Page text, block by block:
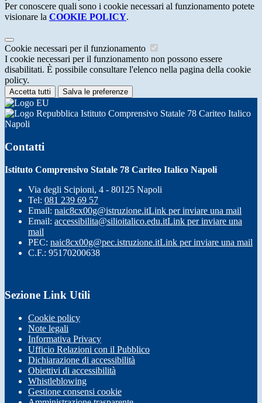
Per conoscere quali sono i cookie necessari al funzionamento potete
visionare la COOKIE POLICY.
Cookie necessari per il funzionamento
I cookie necessari per il funzionamento non possono essere
disabilitati. È possibile consultare l'elenco nella pagina della cookie
policy.
Accetta tutti Salva le preferenze
Istituto Comprensivo Statale 78 Cariteo Italico
Napoli
Contatti
Istituto Comprensivo Statale 78 Cariteo Italico Napoli
Via degli Scipioni, 4 - 80125 Napoli
Tel: 081 239 69 57
Email: naic8cx00g@istruzione.itLink per inviare una mail
Email: accessibilita@silioitalico.edu.itLink per inviare una
mail
PEC: naic8cx00g@pec.istruzione.itLink per inviare una mail
C.F.: 95170200638
Sezione Link Utili
Cookie policy
Note legali
Informativa Privacy
Ufficio Relazioni con il Pubblico
Dichiarazione di accessibilità
Obiettivi di accessibilità
Whistleblowing
Gestione consensi cookie